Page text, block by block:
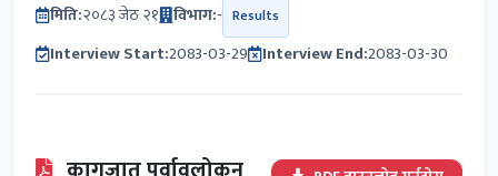
मिति:२०८३ जेठ २१ विभाग:- Results
Interview Start:2083-03-29 Interview End:2083-03-30